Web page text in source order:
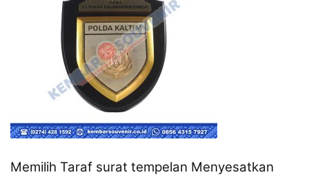
Memilih Taraf surat tempelan Menyesatkan